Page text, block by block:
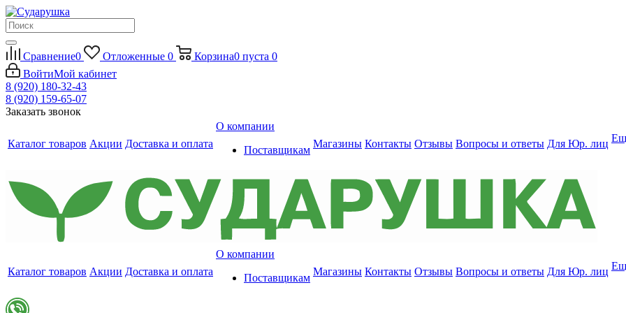
Сравнение0 Отложенные 0 Корзина0 пуста 0
ВойтиМой кабинет
8 (920) 180-32-43
8 (920) 159-65-07
Заказать звонок
Каталог товаров Акции Доставка и оплата
О компании
Поставщикам
Магазины Контакты Отзывы Вопросы и ответы Для Юр. лиц
Каталог товаров Акции Доставка и оплата
О компании
Поставщикам
Магазины Контакты Отзывы Вопросы и ответы Для Юр. лиц